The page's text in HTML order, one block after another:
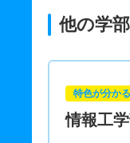
他の学
特色が分かる
情報工